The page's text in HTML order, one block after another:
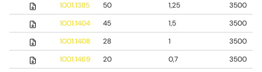
1001.1385
50 1,25
3500
1001.1404
45 1,5
3500
1001.1408
28 1
3500
1001.1469
20 0,7
3500